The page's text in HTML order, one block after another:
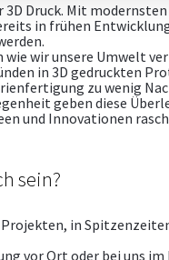
Druck. Mit
in frühen
wir unsere Umwelt
in 3D gedruckten
zu wenig
geben diese
und Innovationen
sein?
in
vor Ort oder bei uns im